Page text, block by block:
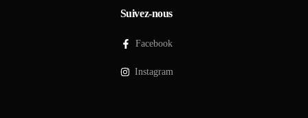
Suivez-nous
Facebook
Instagram